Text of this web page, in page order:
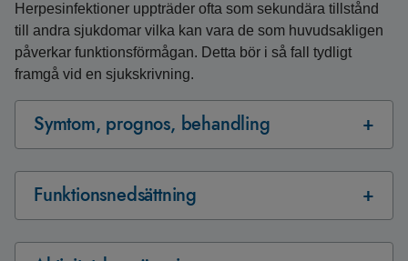
Herpesinfektioner uppträder ofta som sekundära tillstånd
till andra sjukdomar vilka kan vara de som huvudsakligen
påverkar funktionsförmågan. Detta bör i så fall tydligt
framgå vid en sjukskrivning.
Symtom, prognos, behandling
Funktionsnedsättning